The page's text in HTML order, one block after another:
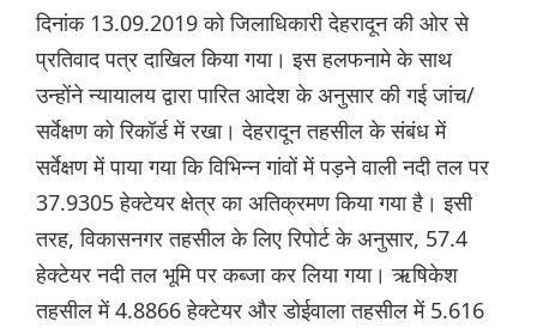
दिनांक 13.09.2019 को जिलाधिकारी देहरादून की ओर से
प्रतिवाद पत्र दाखिल किया गया। इस हलफनामे के साथ
उन्होंने न्यायालय द्वारा पारित आदेश के अनुसार की गई जांच/
सर्वेक्षण को रिकॉर्ड में रखा। देहरादून तहसील के संबंध में
सर्वेक्षण में पाया गया कि विभिन्न गांवों में पड़ने वाली नदी तल पर
37.9305 हेक्टेयर क्षेत्र का अतिक्रमण किया गया है। इसी
तरह, विकासनगर तहसील के लिए रिपोर्ट के अनुसार, 57.4
हेक्टेयर नदी तल भूमि पर कब्जा कर लिया गया। ऋषिकेश
तहसील में 4.8866 हेक्टेयर और डोईवाला तहसील में 5.616